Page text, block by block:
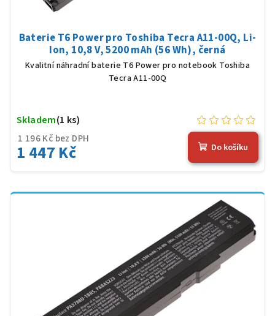
Baterie T6 Power pro Toshiba Tecra A11-00Q, Li-
Ion, 10,8 V, 5200 mAh (56 Wh), černá
Kvalitní náhradní baterie T6 Power pro notebook Toshiba
Tecra A11-00Q
1 196 Kč bez DPH
1 447 Kč
Skladem(1 ks)
Do košíku